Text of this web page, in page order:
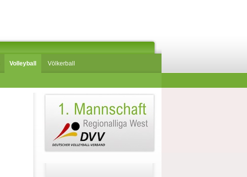
Volleyball Völkerball